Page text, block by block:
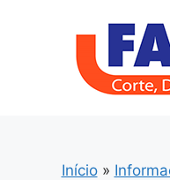
Início»